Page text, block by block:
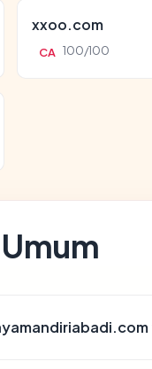
xxoo.com
CA 100/100